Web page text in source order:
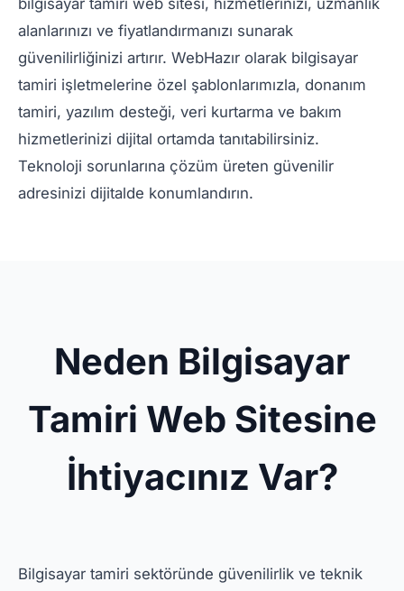
bilgisayar tamiri web sitesi, hizmetlerinizi, uzmanlık
alanlarınızı ve fiyatlandırmanızı sunarak
güvenilirliğinizi artırır. WebHazır olarak bilgisayar
tamiri işletmelerine özel şablonlarımızla, donanım
tamiri, yazılım desteği, veri kurtarma ve bakım
hizmetlerinizi dijital ortamda tanıtabilirsiniz.
Teknoloji sorunlarına çözüm üreten güvenilir
adresinizi dijitalde konumlandırın.
Neden Bilgisayar
Tamiri Web Sitesine
İhtiyacınız Var?
Bilgisayar tamiri sektöründe güvenilirlik ve teknik